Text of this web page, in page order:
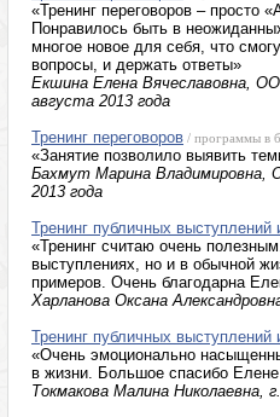
«Тренинг переговоров – просто
Понравилось быть в
многое новое для себя, что
вопросы, и держать ответы»
Екшина Елена Вячеславовна,
августа 2013 года
Тренинг переговоров / программы в
«Занятие позволило выявить
Бахмут Марина Владимировна,
2013 года
Тренинг публичных выступлений
«Тренинг считаю очень
выступлениях, но и в обычной
примеров. Очень благодарна
Харланова Оксана
Тренинг публичных выступлений
«Очень эмоционально
в жизни. Большое спасибо
Токмакова Малина Николаевна,